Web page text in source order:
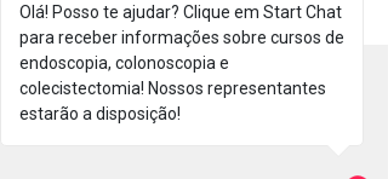
Olá! Posso te ajudar? Clique em Start Chat
para receber informações sobre cursos de
endoscopia, colonoscopia e
colecistectomia! Nossos representantes
estarão a disposição!